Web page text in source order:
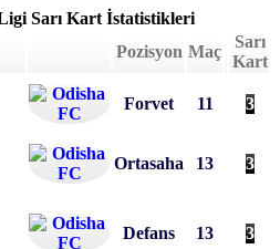
Sarı Kart İstatistikleri
Pozisyon Maç
Sarı
Kart
Forvet 11 3
Ortasaha 13 3
Defans 13 3